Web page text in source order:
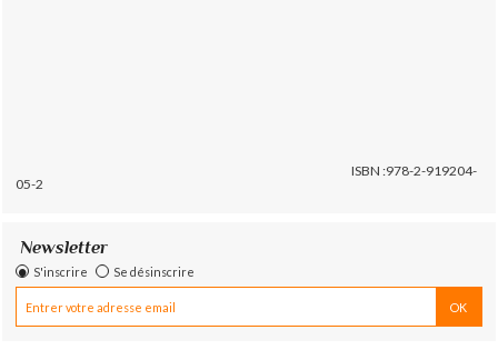
ISBN :978-2-919204-
05-2
Newsletter
S'inscrire Se désinscrire